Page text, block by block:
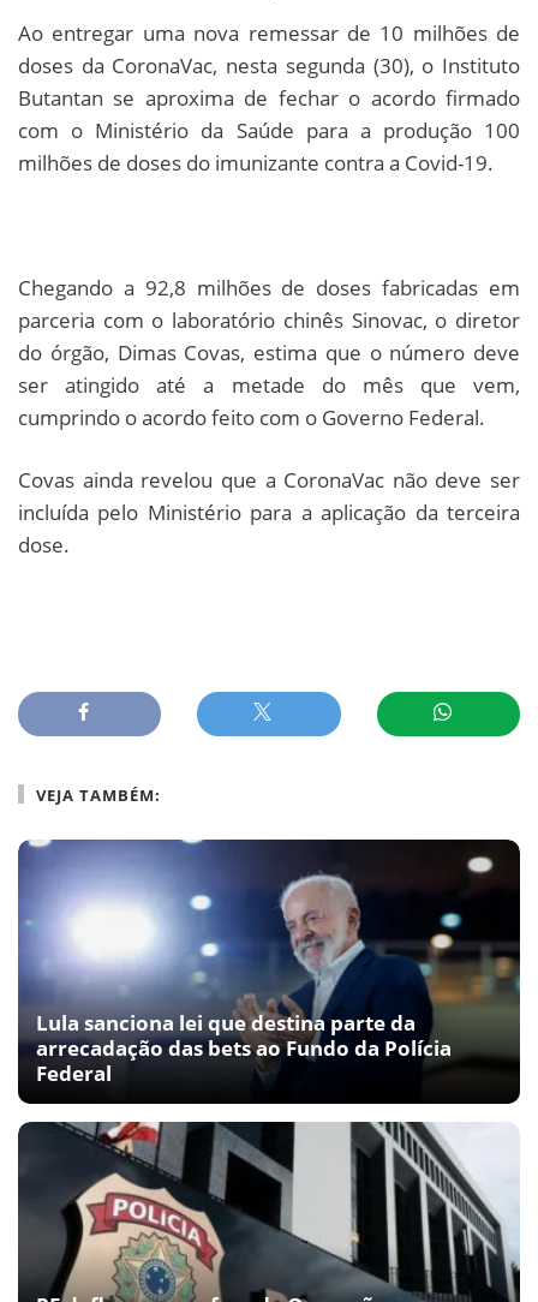
Ao entregar uma nova remessar de 10 milhões de
doses da CoronaVac, nesta segunda (30), o Instituto
Butantan se aproxima de fechar o acordo firmado
com o Ministério da Saúde para a produção 100
milhões de doses do imunizante contra a Covid-19.
Chegando a 92,8 milhões de doses fabricadas em
parceria com o laboratório chinês Sinovac, o diretor
do órgão, Dimas Covas, estima que o número deve
ser atingido até a metade do mês que vem,
cumprindo o acordo feito com o Governo Federal.
Covas ainda revelou que a CoronaVac não deve ser
incluída pelo Ministério para a aplicação da terceira
dose.
VEJA TAMBÉM:
Lula sanciona lei que destina parte da
arrecadação das bets ao Fundo da Polícia
Federal